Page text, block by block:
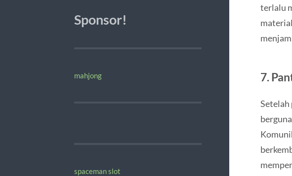
Sponsor!
mahjong
spaceman slot
terlalu
7.
Setelah